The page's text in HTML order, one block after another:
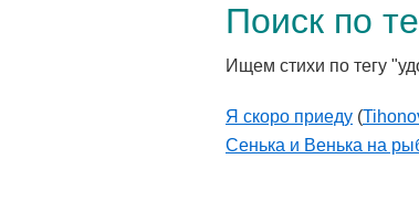
Поиск по
Ищем стихи по тегу
Я скоро приеду (
Сенька и Венька на